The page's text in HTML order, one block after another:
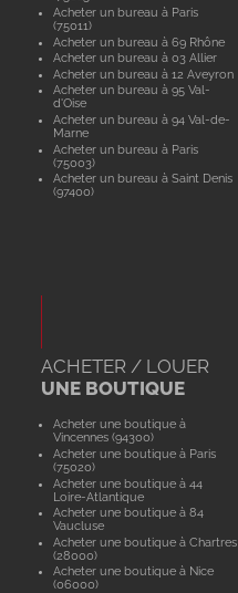
Acheter un bureau à Paris
(75011)
Acheter un bureau à 69 Rhône
Acheter un bureau à 03 Allier
Acheter un bureau à 12 Aveyron
Acheter un bureau à 95 Val-
d'Oise
Acheter un bureau à 94 Val-de-
Marne
Acheter un bureau à Paris
(75003)
Acheter un bureau à Saint Denis
(97400)
ACHETER / LOUER
UNE BOUTIQUE
Acheter une boutique à
Vincennes (94300)
Acheter une boutique à Paris
(75020)
Acheter une boutique à 44
Loire-Atlantique
Acheter une boutique à 84
Vaucluse
Acheter une boutique à Chartres
(28000)
Acheter une boutique à Nice
(06000)